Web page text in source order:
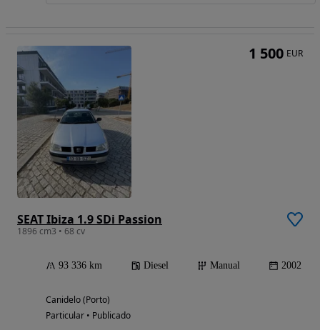
SEAT Ibiza 1.9 SDi Passion
1896 cm3 • 68 cv
93 336 km Diesel Manual 2002
Canidelo (Porto)
Particular • Publicado
1 500 EUR